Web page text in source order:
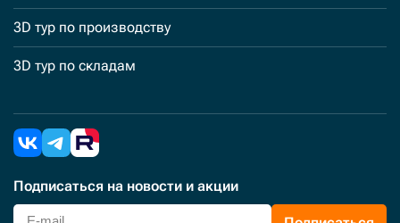
3D тур по производству
3D тур по складам
Подписаться на новости и акции